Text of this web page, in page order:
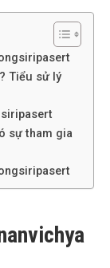
Tiểu sử lý
sự tham gia